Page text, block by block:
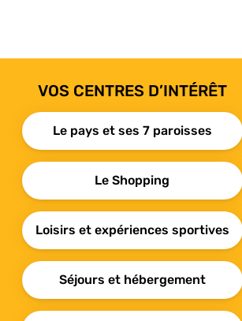
VOS CENTRES D’INTÉRÊT
Le pays et ses 7 paroisses
Le Shopping
Loisirs et expériences sportives
Séjours et hébergement